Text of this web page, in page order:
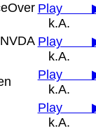
Play
k.A.
Play
k.A.
Play
k.A.
Play
k.A.